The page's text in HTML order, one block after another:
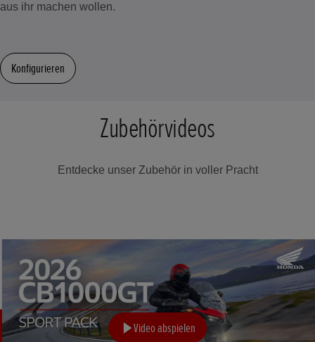
aus ihr machen wollen.
Konfigurieren
Zubehörvideos
Entdecke unser Zubehör in voller Pracht
Video abspielen